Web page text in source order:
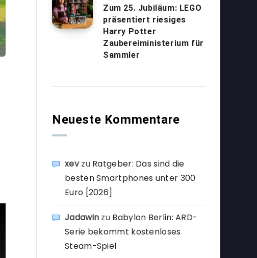
Zum 25. Jubiläum: LEGO
präsentiert riesiges
Harry Potter
Zaubereiministerium für
Sammler
Neueste Kommentare
xevzu Ratgeber: Das sind die
besten Smartphones unter 300
Euro [2026]
Jadawin zu Babylon Berlin: ARD-
Serie bekommt kostenloses
Steam-Spiel